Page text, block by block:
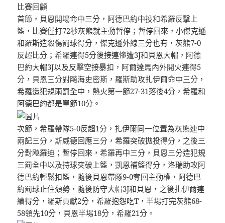
比賽回顧
首節，貝恩開場命中三分，阿德巴約中投和希羅反擊上
籃，比賽僅打72秒灰熊就主動暫停；暫停回來，小傑克遜
和羅斯造殺傷罰球得分，傑克遜外線三分也有，灰熊7-0
反超比分；希羅連得5分後接連慘遭3J和貝恩大帽，阿德
巴約大帽3J以及反擊空接暴扣，阿爾達馬內外開火連得5
分，貝恩三分對飚海史密斯，羅斯助攻扎伊爾命中三分，
希羅造犯規兩罰全中，熱火第一節27-31落後4分，希羅和
阿德巴約都是單節10分。
次節，希羅帶隊5-0反超1分，扎伊爾同一位置為灰熊連中
兩記三分，斯威德回應三分，希羅突破拋投得分，之後三
分對飚羅迪；暫停回來，希羅再中三分，貝恩三分造犯規
三罰全中以及持球突破上籃，凱恩補籃得分，洛瑞助攻阿
德巴約輕鬆扣籃，隨後貝恩帶隊9-0奪回主動權，阿德巴
約罰球止住頹勢，隨後防守大帽3J和貝恩，之後扎伊爾連
續得分，羅斯貢獻2分，希羅抱怨吃T，半場打完灰熊68-
58領先10分，貝恩半場18分，希羅21分。